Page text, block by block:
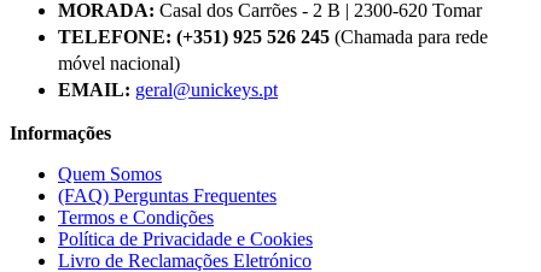
MORADA: Casal dos Carrões - 2 B | 2300-620 Tomar
TELEFONE: (+351) 925 526 245 (Chamada para rede
móvel nacional)
EMAIL: geral@unickeys.pt
Informações
Quem Somos
(FAQ) Perguntas Frequentes
Termos e Condições
Política de Privacidade e Cookies
Livro de Reclamações Eletrónico